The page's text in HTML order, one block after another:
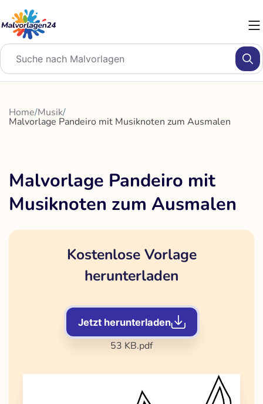
Inhalt
springen
Home/Musik/
Malvorlage Pandeiro mit Musiknoten zum Ausmalen
Malvorlage Pandeiro mit
Musiknoten zum Ausmalen
Kostenlose Vorlage
herunterladen
Jetzt herunterladen
53 KB.pdf